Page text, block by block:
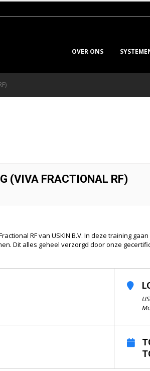
OVER ONS
(VIVA FRACTIONAL RF)
RF van USKIN B.V. In deze training
Dit alles geheel verzorgd door onze